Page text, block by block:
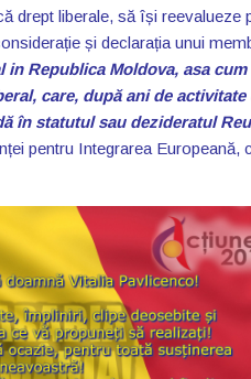
drept liberale, să își
și declarația unui
Republica Moldova, asa cum
care, după ani de
în statutul sau dezideratul
pentru Integrarea